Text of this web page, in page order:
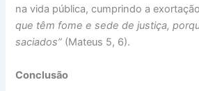
na vida pública, cumprindo a
que têm fome e sede de justiça,
saciados” (Mateus 5, 6).
Conclusão